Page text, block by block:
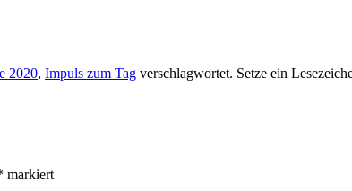
2020, Impuls zum Tag verschlagwortet. Setze ein
markiert